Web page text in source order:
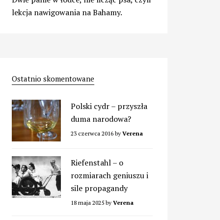
lekcja nawigowania na Bahamy.
Ostatnio skomentowane
Polski cydr – przyszła
duma narodowa?
23 czerwca 2016by Verena
Riefenstahl – o
rozmiarach geniuszu i
sile propagandy
18 maja 2025by Verena